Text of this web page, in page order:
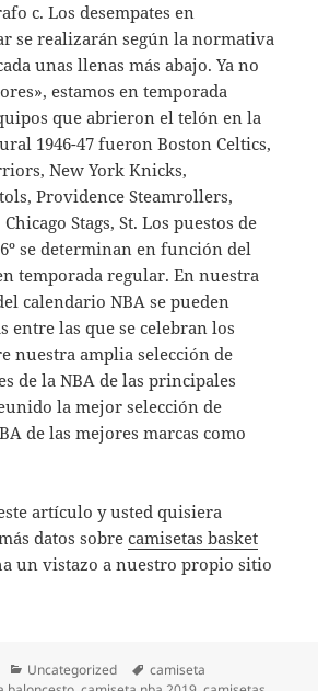
c. Los desempates en
se realizarán según la normativa
unas llenas más abajo. Ya no
estamos en temporada
que abrieron el telón en la
1946-47 fueron Boston Celtics,
New York Knicks,
Providence Steamrollers,
Stags, St. Los puestos de
se determinan en función del
temporada regular. En nuestra
calendario NBA se pueden
entre las que se celebran los
nuestra amplia selección de
de la NBA de las principales
la mejor selección de
de las mejores marcas como
artículo y usted quisiera
datos sobrecamisetas basket
un vistazo a nuestro propio sitio
Categorías
Uncategorized Etiquetas
camiseta